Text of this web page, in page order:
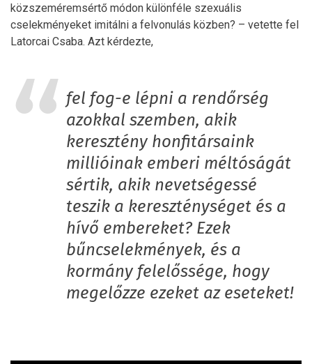
közszeméremsértő módon különféle szexuális
cselekményeket imitálni a felvonulás közben? – vetette fel
Latorcai Csaba. Azt kérdezte,
fel fog-e lépni a rendőrség
azokkal szemben, akik
keresztény honfitársaink
millióinak emberi méltóságát
sértik, akik nevetségessé
teszik a kereszténységet és a
hívő embereket? Ezek
bűncselekmények, és a
kormány felelőssége, hogy
megelőzze ezeket az eseteket!